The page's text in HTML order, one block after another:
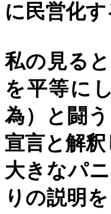
に民営化す
私の見る
を平等に
為）と闘
宣言と解
大きなパ
りの説明